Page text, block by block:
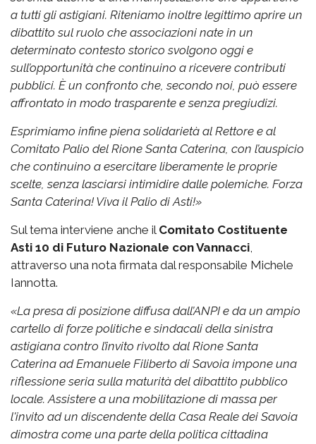
a tutti gli astigiani. Riteniamo inoltre legittimo aprire un
dibattito sul ruolo che associazioni nate in un
determinato contesto storico svolgono oggi e
sull’opportunità che continuino a ricevere contributi
pubblici. È un confronto che, secondo noi, può essere
affrontato in modo trasparente e senza pregiudizi.
Esprimiamo infine piena solidarietà al Rettore e al
Comitato Palio del Rione Santa Caterina, con l’auspicio
che continuino a esercitare liberamente le proprie
scelte, senza lasciarsi intimidire dalle polemiche. Forza
Santa Caterina! Viva il Palio di Asti!»
Sul tema interviene anche il Comitato Costituente
Asti 10 di Futuro Nazionale con Vannacci,
attraverso una nota firmata dal responsabile Michele
Iannotta.
«La presa di posizione diffusa dall’ANPI e da un ampio
cartello di forze politiche e sindacali della sinistra
astigiana contro l’invito rivolto dal Rione Santa
Caterina ad Emanuele Filiberto di Savoia impone una
riflessione seria sulla maturità del dibattito pubblico
locale. Assistere a una mobilitazione di massa per
l'invito ad un discendente della Casa Reale dei Savoia
dimostra come una parte della politica cittadina